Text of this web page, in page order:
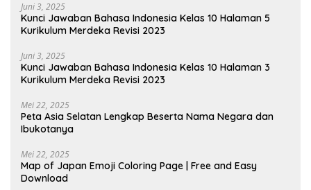
Juni 3, 2025
Kunci Jawaban Bahasa Indonesia Kelas 10 Halaman 5
Kurikulum Merdeka Revisi 2023
Juni 3, 2025
Kunci Jawaban Bahasa Indonesia Kelas 10 Halaman 3
Kurikulum Merdeka Revisi 2023
Mei 22, 2025
Peta Asia Selatan Lengkap Beserta Nama Negara dan
Ibukotanya
Mei 22, 2025
Map of Japan Emoji Coloring Page | Free and Easy
Download